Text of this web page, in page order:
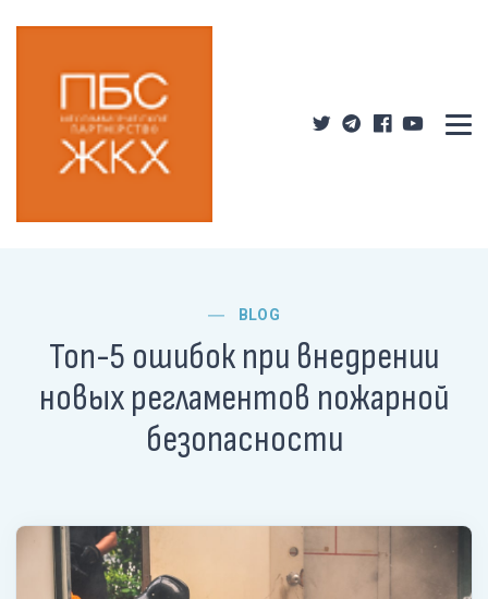
BLOG
Топ-5 ошибок при внедрении
новых регламентов пожарной
безопасности